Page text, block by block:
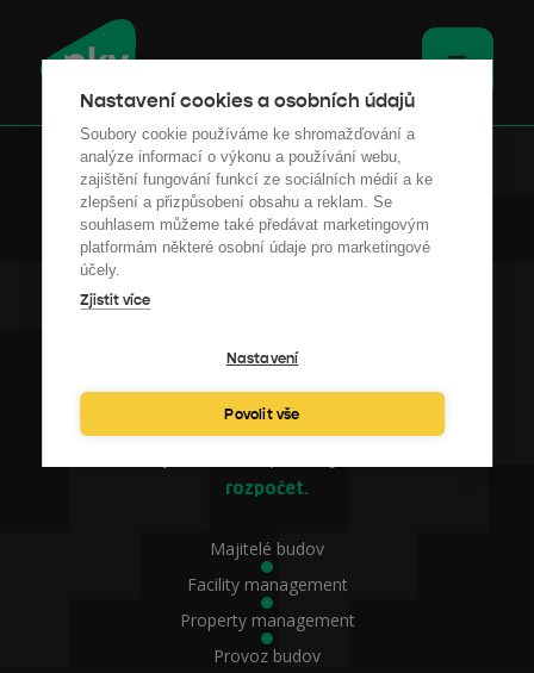
Nastavení cookies a osobních údajů
Soubory cookie používáme ke shromažďování a
analýze informací o výkonu a používání webu,
zajištění fungování funkcí ze sociálních médií a ke
zlepšení a přizpůsobení obsahu a reklam. Se
souhlasem můžeme také předávat marketingovým
platformám některé osobní údaje pro marketingové
účely.
Zjistit více
Nastavení
Povolit vše
HUNGRY
BUILDINGS
rozpočet.
Majitelé budov
Facility management
Property management
Provoz budov